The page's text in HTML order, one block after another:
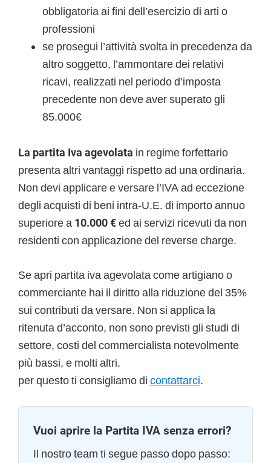
obbligatoria ai fini dell’esercizio di arti o
professioni
se prosegui l’attività svolta in precedenza da
altro soggetto, l’ammontare dei relativi
ricavi, realizzati nel periodo d’imposta
precedente non deve aver superato gli
85.000€
La partita Iva agevolata in regime forfettario
presenta altri vantaggi rispetto ad una ordinaria.
Non devi applicare e versare l’IVA ad eccezione
degli acquisti di beni intra-U.E. di importo annuo
superiore a 10.000 €ed ai servizi ricevuti da non
residenti con applicazione del reverse charge.
Se apri partita iva agevolata come artigiano o
commerciante hai il diritto alla riduzione del 35%
sui contributi da versare. Non si applica la
ritenuta d’acconto, non sono previsti gli studi di
settore, costi del commercialista notevolmente
più bassi, e molti altri.
per questo ti consigliamo di contattarci.
Vuoi aprire la Partita IVA senza errori?
Il nostro team ti segue passo dopo passo: